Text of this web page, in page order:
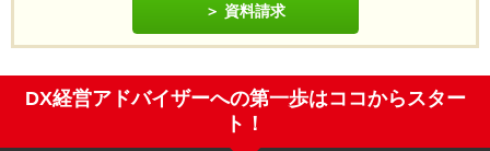
資料請求
DX経営アドバイザーへの第一歩はココからスター
ト！